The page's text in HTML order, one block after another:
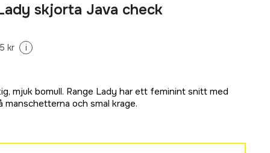
skjorta Java check
kr i
mjuk bomull. Range Lady har ett feminint snitt med
manschetterna och smal krage.